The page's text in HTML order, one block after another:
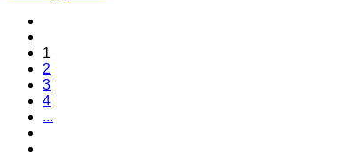
1
2
3
4
...